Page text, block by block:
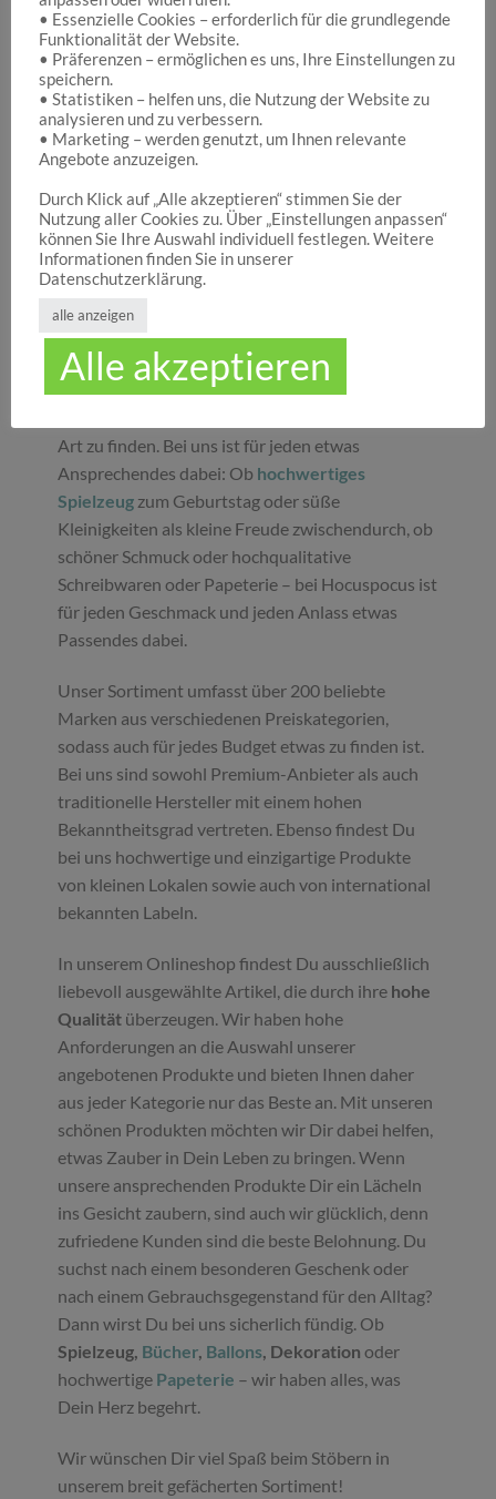
Hocuspocus – Ihr Onlineshop für die schönen
Dinge des Lebens
Hocuspocus ist die richtige Anlaufstelle für Dich,
wenn Du auf der Suche nach schönen
Geschenken , tollenSpielwarenoder
ansprechenderDekorationbist. Wir von
Hocuspocus wissen schöne Dinge stets zu
schätzen und legen daher großen Wert darauf,
dass bei uns Groß und Klein etwas finden, was sie
glücklich macht. Jeder Tag ist ein guter Anlass, um
seinen Liebsten oder sich selbst eine Freude zu
machen. Unser umfassendes Sortiment gibt Ihnen
Art zu finden. Bei uns ist für jeden etwas
Ansprechendes dabei: Ob hochwertiges
Spielzeug zum Geburtstag oder süße
Kleinigkeiten als kleine Freude zwischendurch, ob
schöner Schmuck oder hochqualitative
Schreibwaren oder Papeterie – bei Hocuspocus ist
für jeden Geschmack und jeden Anlass etwas
Passendes dabei.
Unser Sortiment umfasst über 200 beliebte
Marken aus verschiedenen Preiskategorien,
sodass auch für jedes Budget etwas zu finden ist.
Bei uns sind sowohl Premium-Anbieter als auch
traditionelle Hersteller mit einem hohen
Bekanntheitsgrad vertreten. Ebenso findest Du
bei uns hochwertige und einzigartige Produkte
von kleinen Lokalen sowie auch von international
bekannten Labeln.
In unserem Onlineshop findest Du ausschließlich
liebevoll ausgewählte Artikel, die durch ihre hohe
Qualität überzeugen. Wir haben hohe
Anforderungen an die Auswahl unserer
angebotenen Produkte und bieten Ihnen daher
aus jeder Kategorie nur das Beste an. Mit unseren
schönen Produkten möchten wir Dir dabei helfen,
etwas Zauber in Dein Leben zu bringen. Wenn
unsere ansprechenden Produkte Dir ein Lächeln
ins Gesicht zaubern, sind auch wir glücklich, denn
zufriedene Kunden sind die beste Belohnung. Du
suchst nach einem besonderen Geschenk oder
nach einem Gebrauchsgegenstand für den Alltag?
Dann wirst Du bei uns sicherlich fündig. Ob
Spielzeug, Bücher, Ballons, Dekoration oder
hochwertige Papeterie – wir haben alles, was
Dein Herz begehrt.
Wir wünschen Dir viel Spaß beim Stöbern in
unserem breit gefächerten Sortiment!
• Essenzielle Cookies – erforderlich für die grundlegende
Funktionalität der Website.
• Präferenzen – ermöglichen es uns, Ihre Einstellungen zu
speichern.
• Statistiken – helfen uns, die Nutzung der Website zu
analysieren und zu verbessern.
• Marketing – werden genutzt, um Ihnen relevante
Angebote anzuzeigen.
Durch Klick auf „Alle akzeptieren“ stimmen Sie der
Nutzung aller Cookies zu. Über „Einstellungen anpassen“
können Sie Ihre Auswahl individuell festlegen. Weitere
Informationen finden Sie in unserer
Datenschutzerklärung.
alle anzeigen
Alle akzeptieren